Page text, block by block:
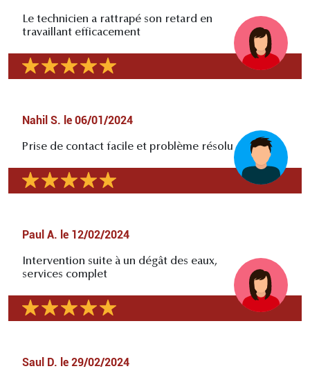
Le technicien a rattrapé son retard en
travaillant efficacement
Nahil S. le 06/01/2024
Prise de contact facile et problème résolu
Paul A. le 12/02/2024
Intervention suite à un dégât des eaux,
services complet
Saul D. le 29/02/2024